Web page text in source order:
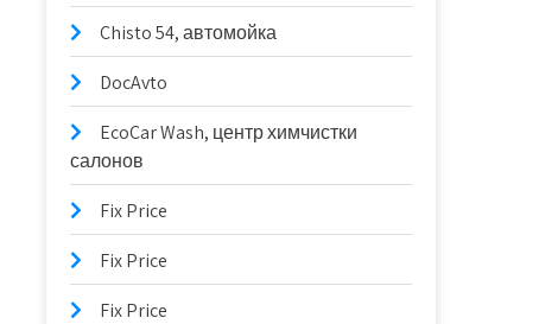
Chisto 54, автомойка
DocAvto
EcoCar Wash, центр химчистки
салонов
Fix Price
Fix Price
Fix Price